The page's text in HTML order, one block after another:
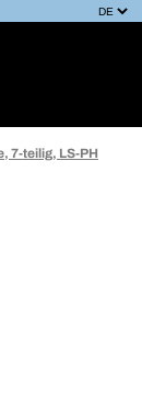
7-teilig, LS-PH